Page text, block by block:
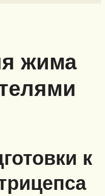
жима
к